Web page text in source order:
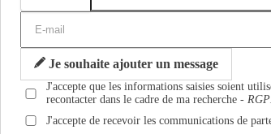
Je souhaite ajouter un message
J'accepte que les informations saisies soient
recontacter dans le cadre de ma recherche -
J'accepte de recevoir les communications de